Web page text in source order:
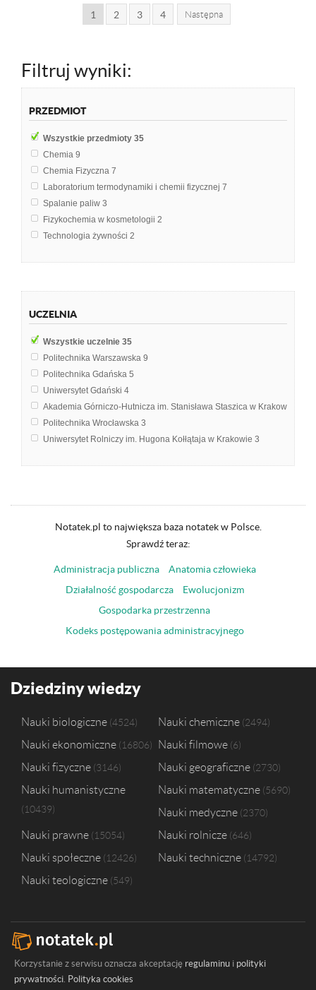
1 2 3 4 Następna
Filtruj wyniki:
PRZEDMIOT
Wszystkie przedmioty 35
Chemia 9
Chemia Fizyczna 7
Laboratorium termodynamiki i chemii fizycznej 7
Spalanie paliw 3
Fizykochemia w kosmetologii 2
Technologia żywności 2
UCZELNIA
Wszystkie uczelnie 35
Politechnika Warszawska 9
Politechnika Gdańska 5
Uniwersytet Gdański 4
Akademia Górniczo-Hutnicza im. Stanisława Staszica w Krakowie
Politechnika Wrocławska 3
Uniwersytet Rolniczy im. Hugona Kołłątaja w Krakowie 3
Notatek.pl to największa baza notatek w Polsce.
Sprawdź teraz:
Administracja publiczna
Anatomia człowieka
Działalność gospodarcza
Ewolucjonizm
Gospodarka przestrzenna
Kodeks postępowania administracyjnego
Dziedziny wiedzy
Nauki biologiczne 4524 Nauki chemiczne 2494
Nauki ekonomiczne 16806 Nauki filmowe 6
Nauki fizyczne 3146 Nauki geograficzne 2730
Nauki humanistyczne
10439
Nauki matematyczne 5690
Nauki medyczne 2370
Nauki prawne 15054 Nauki rolnicze 646
Nauki społeczne 12426 Nauki techniczne 14792
Nauki teologiczne 549
Korzystanie z serwisu oznacza akceptację regulaminu i polityki
prywatności. Polityka cookies